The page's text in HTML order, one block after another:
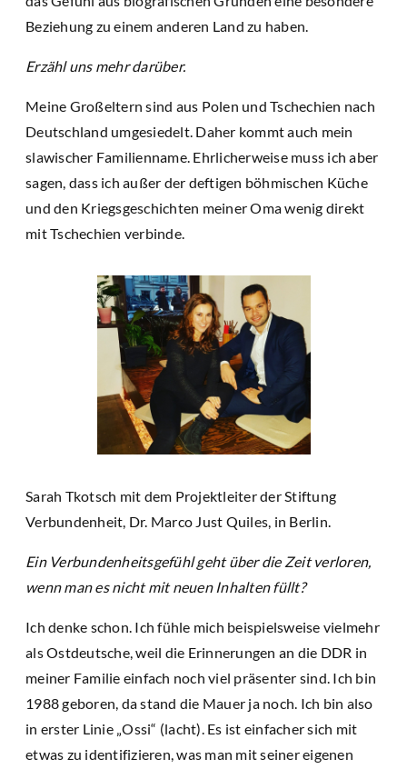
Beziehung zu einem anderen Land zu haben.
Erzähl uns mehr darüber.
Meine Großeltern sind aus Polen und Tschechien nach
Deutschland umgesiedelt. Daher kommt auch mein
slawischer Familienname. Ehrlicherweise muss ich aber
sagen, dass ich außer der deftigen böhmischen Küche
und den Kriegsgeschichten meiner Oma wenig direkt
mit Tschechien verbinde.
Sarah Tkotsch mit dem Projektleiter der Stiftung
Verbundenheit, Dr. Marco Just Quiles, in Berlin.
Ein Verbundenheitsgefühl geht über die Zeit verloren,
wenn man es nicht mit neuen Inhalten füllt?
Ich denke schon. Ich fühle mich beispielsweise vielmehr
als Ostdeutsche, weil die Erinnerungen an die DDR in
meiner Familie einfach noch viel präsenter sind. Ich bin
1988 geboren, da stand die Mauer ja noch. Ich bin also
in erster Linie „Ossi“ (lacht). Es ist einfacher sich mit
etwas zu identifizieren, was man mit seiner eigenen